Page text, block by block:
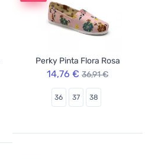
Perky Pinta Flora Rosa
14,76 € 36,91 €
36 37 38